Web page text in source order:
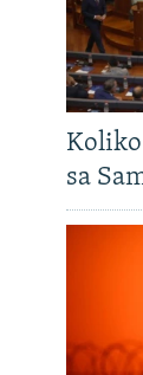
NASTANAK I
sa